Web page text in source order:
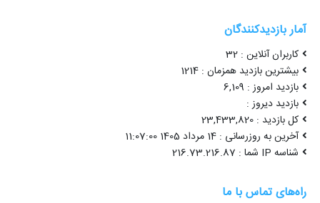
آمار بازدیدکنندگان
کاربران آنلاین : 32
بیشترین بازدید همزمان : 1214
بازدید امروز : 6,109
بازدید دیروز :
کل بازدید : 23,433,820
آخرین به روزرسانی : 14 مرداد 1405 11:07:00
شناسه IP شما : 216.73.216.87
راه‌های تماس با ما